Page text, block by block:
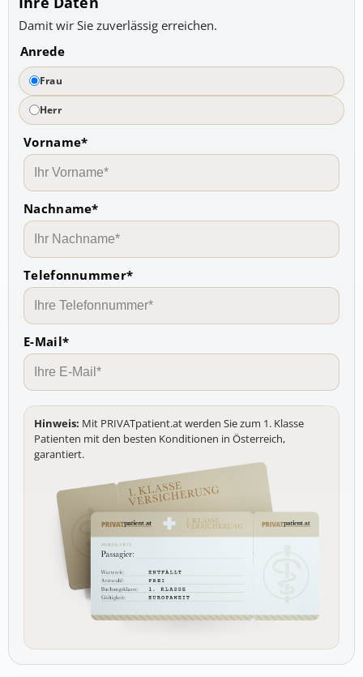
Damit wir Sie zuverlässig erreichen.
Anrede
Frau
Herr
Vorname*
Nachname*
Telefonnummer*
E-Mail*
Hinweis: Mit PRIVATpatient.at werden Sie zum 1. Klasse
Patienten mit den besten Konditionen in Österreich,
garantiert.